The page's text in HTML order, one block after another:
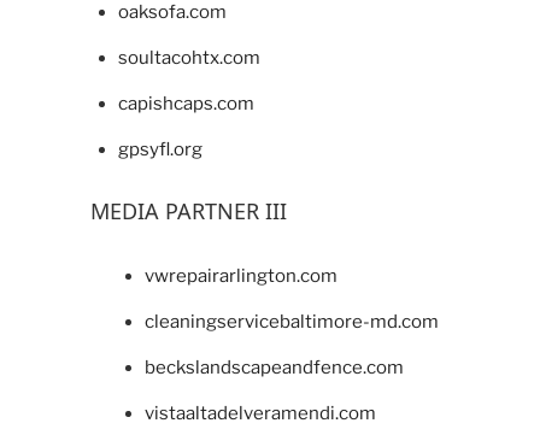
oaksofa.com
soultacohtx.com
capishcaps.com
gpsyfl.org
MEDIA PARTNER III
vwrepairarlington.com
cleaningservicebaltimore-md.com
beckslandscapeandfence.com
vistaaltadelveramendi.com